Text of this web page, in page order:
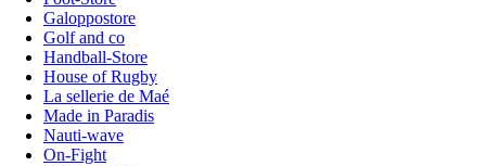
Galoppostore
Golf and co
Handball-Store
House of Rugby
La sellerie de Maé
Made in Paradis
Nauti-wave
On-Fight